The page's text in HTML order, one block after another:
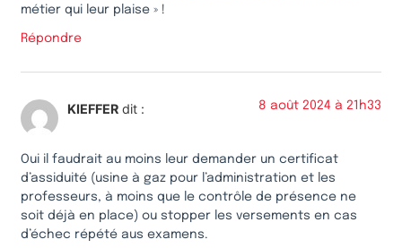
métier qui leur plaise » !
Répondre
KIEFFER dit : 8 août 2024 à 21h33
Oui il faudrait au moins leur demander un certificat
d’assiduité (usine à gaz pour l’administration et les
professeurs, à moins que le contrôle de présence ne
soit déjà en place) ou stopper les versements en cas
d’échec répété aus examens.